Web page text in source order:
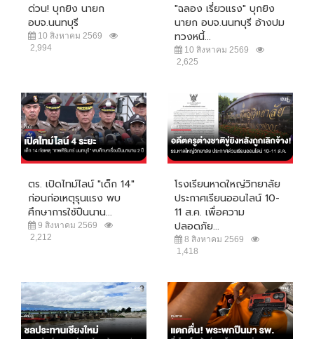
ด่วน! บุกยิง นายก
อบจ.นนทบุรี
10 สิงหาคม 2569
2,994
"ฉลอง เรี่ยวแรง" บุกยิง
นายก อบจ.นนทบุรี อ้างปม
ทวงหนี้...
10 สิงหาคม 2569
2,625
ตร. เปิดไทม์ไลน์ "เด็ก 14"
ก่อนก่อเหตุรุนแรง พบ
ศึกษาการใช้ปืนนาน...
9 สิงหาคม 2569
2,212
โรงเรียนหาดใหญ่วิทยาลัย
ประกาศเรียนออนไลน์ 10-
11 ส.ค. เพื่อความ
ปลอดภัย...
8 สิงหาคม 2569
1,418